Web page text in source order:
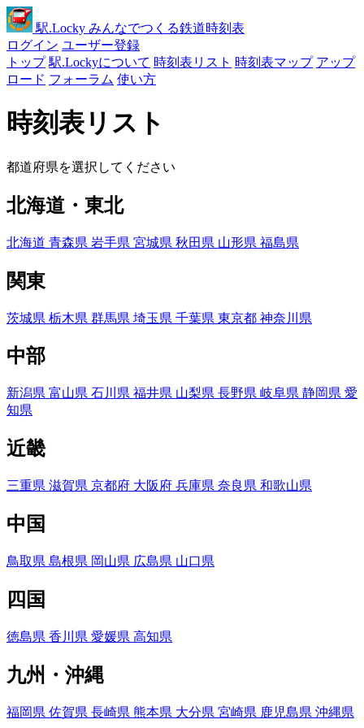
駅.Locky みんなでつくる鉄道時刻表
ログイン ユーザー登録
トップ 駅.Lockyについて 時刻表リスト 時刻表マップ アップ
ロード フォーラム 使い方
時刻表リスト
都道府県を選択してください
北海道・東北
北海道 青森県 岩手県 宮城県 秋田県 山形県 福島県
関東
茨城県 栃木県 群馬県 埼玉県 千葉県 東京都 神奈川県
中部
新潟県 富山県 石川県 福井県 山梨県 長野県 岐阜県 静岡県 愛
知県
近畿
三重県 滋賀県 京都府 大阪府 兵庫県 奈良県 和歌山県
中国
鳥取県 島根県 岡山県 広島県 山口県
四国
徳島県 香川県 愛媛県 高知県
九州・沖縄
福岡県 佐賀県 長崎県 熊本県 大分県 宮崎県 鹿児島県 沖縄県